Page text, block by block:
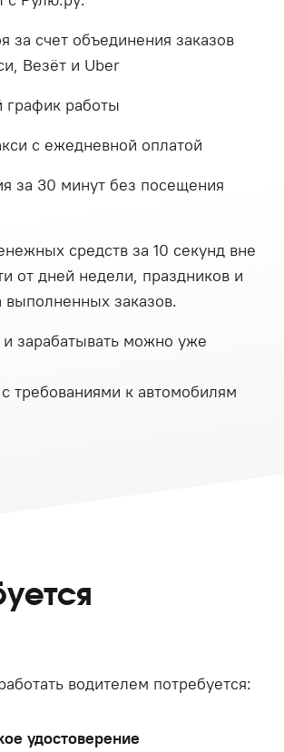
за счет объединения заказов
Везёт и Uber
работы
с ежедневной оплатой
за 30 минут без посещения
средств за 10 секунд вне
от дней недели, праздников и
выполненных заказов.
и зарабатывать можно уже
требованиями к автомобилям
водителем потребуется:
удостоверение